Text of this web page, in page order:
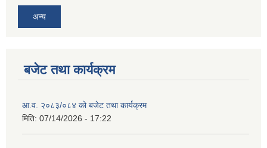
अन्य
बजेट तथा कार्यक्रम
आ.व. २०८३/०८४ को बजेट तथा कार्यक्रम
मिति: 07/14/2026 - 17:22